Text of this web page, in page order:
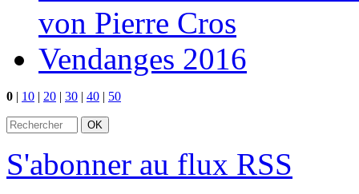
von Pierre Cros
Vendanges 2016
0 | 10 | 20 | 30 | 40 | 50
S'abonner au flux RSS